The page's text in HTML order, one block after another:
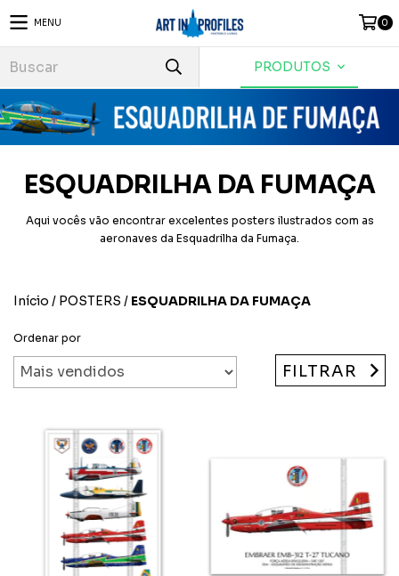
MENU 0
PRODUTOS
ESQUADRILHA DA FUMAÇA
Aqui vocês vão encontrar excelentes posters ilustrados com as
aeronaves da Esquadrilha da Fumaça.
Início / POSTERS / ESQUADRILHA DA FUMAÇA
Ordenar por
FILTRAR